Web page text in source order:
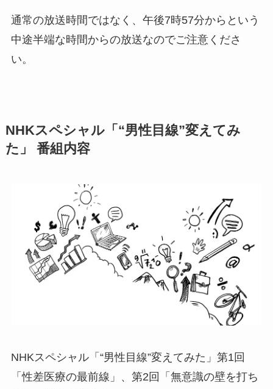
通常の放送時間ではなく、午後7時57分からという
中途半端な時間からの放送なのでご注意くださ
い。
NHKスペシャル「“男性目線”変えてみ
た」 番組内容
NHKスペシャル「“男性目線”変えてみた」第1回
「性差医療の最前線」、第2回「無意識の壁を打ち